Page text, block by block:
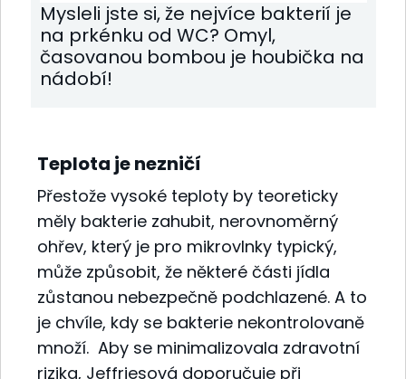
Mysleli jste si, že nejvíce bakterií je
na prkénku od WC? Omyl,
časovanou bombou je houbička na
nádobí!
Teplota je nezničí
Přestože vysoké teploty by teoreticky
měly bakterie zahubit, nerovnoměrný
ohřev, který je pro mikrovlnky typický,
může způsobit, že některé části jídla
zůstanou nebezpečně podchlazené. A to
je chvíle, kdy se bakterie nekontrolovaně
množí. Aby se minimalizovala zdravotní
rizika, Jeffriesová doporučuje při